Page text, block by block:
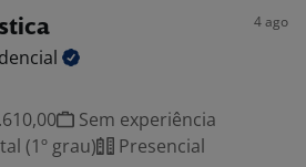
4 ago
Sem experiência
(1º grau)
Presencial